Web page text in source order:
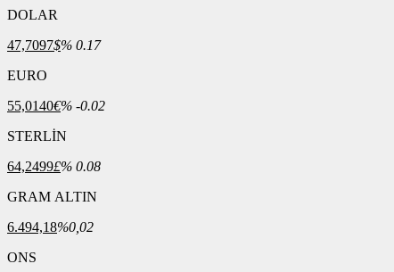
DOLAR
47,7097$% 0.17
EURO
55,0140€% -0.02
STERLİN
64,2499£% 0.08
GRAM ALTIN
6.494,18%0,02
ONS